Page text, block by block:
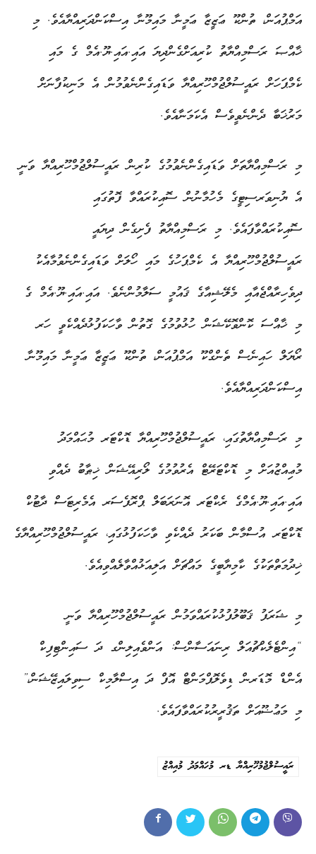
އަމްޕުއަން، ތުންކޫ ޢަޒީޒާ ޢަމީނާ މައިމޫނާ އިސްކަންދަރިއްޔާއެވެ. މި
ޚާއްޞަ ރަސްމިއްޔާތު ކުރިއަށްގެންދިޔަ އައި.އައި.ޔޫ.އެމް ގެ މައި
ކެމްޕަހަށް ރައީސުލްޖުމްހޫރިއްޔާ ވަޑައިގެންނެވުމުން އެ މަނިކުފާނަށް
މަރުޚަބާ ދެންނެވީވެސް އެކަމަނާއެވެ.
މި ރަސްމިއްޔާތަށް ވަޑައިގެންނެވުމުގެ ކުރިން ރައީސުލްޖުމްހޫރިއްޔާ ވަނީ
އެ ޔުނިވަރސިޓީގެ މެހުމާނުން ސޮއިކުރައްވާ ފޮތުގައި
ސޮއިކުރައްވާފައެވެ. މި ރަސްމިއްޔާތު ފެށިގެން ދިޔައީ
ރައީސުލްޖުމްހޫރިއްޔާ އެ ކެމްޕަހުގެ މައި ހޯލަށް ވަޑައިގެންނެވުމާއެކު
ދިވެހިރާއްޖެއާއި މެލޭޝިއާގެ ޤައުމީ ސަލާމުންނެވެ. އައި.އައި.ޔޫ.އެމް ގެ
މި ޚާއްސަ ކޮންވޮކޭޝަން ހުޅުވުމުގެ ގޮތުން ވާހަކަފުޅުދެއްކެވީ ހަރ
ރޯޔަލް ހައިނެސް ތެންގްކޫ އަމްޕުއަން، ތުންކޫ ޢަޒީޒާ ޢަމީނާ މައިމޫނާ
އިސްކަންދަރިއްޔާއެވެ.
މި ރަސްމިއްޔާތުގައި، ރައީސުލްޖުމްހޫރިއްޔާ ޑޮކްޓަރ މުޙައްމަދު
މުޢިއްޒުއަށް މި ޑޮކްޓަރޭޓް އެރުވުމުގެ ލޯރިއޭޝަން ޚިޠާބު ދެއްވި
އައި.އައި.ޔޫ.އެމްގެ ރެކްޓަރ އޮނަރަބަލް ޕްރޮފެސަރ އެމެރިޓަސް ދާޓުކް
ޑޮކްޓަރ އުސްމާން ބަކަރު ދެއްކެވި ވާހަކަފުޅުގައި، ރައީސުލްޖުމްހޫރިއްޔާގެ
ޚިދުމަތްތަކުގެ ކާމިޔާބީގެ މައްޗަށް އަލިއަޅުއްވާލެއްވިއެވެ.
މި ޝަރަފު ޤަބޫލުފުޅުކުރައްވަމުން ރައީސުލްޖުމްހޫރިއްޔާ ވަނީ
“އިންޓެލެކްޗުއަލް ރިނައަސާންސް: އަންވެއިލިންގ ދަ ސައިންޓިފިކް
އެންޑް މޮޑަރން ޑިވެލޮޕްމަންޓް އޮފް ދަ އިސްލާމިކް ސިވިލައިޒޭޝަން،”
މި މަޢުޟޫއަށް ތަޤުރީރުކުރައްވާފައެވެ.
ރައީސުލްޖުމުހޫރިއްޔާ ޑރ މުހައްމަދު މުއިއްޒު